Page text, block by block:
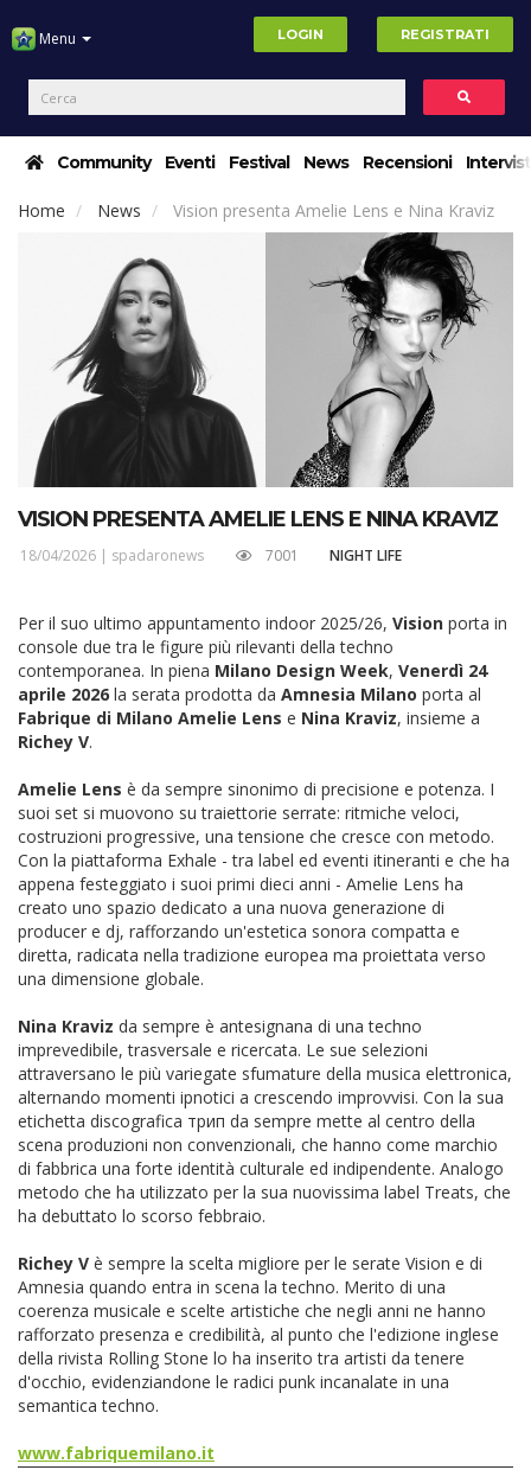
Menu LOGIN REGISTRATI
Community Eventi Festival News Recensioni
Home News Vision presenta Amelie Lens e Nina Kraviz
VISION PRESENTA AMELIE LENS E NINA KRAVIZ
18/04/2026 | spadaronews 7001 NIGHT LIFE
Per il suo ultimo appuntamento indoor 2025/26, Vision porta in
console due tra le figure più rilevanti della techno
contemporanea. In piena Milano Design Week, Venerdì 24
aprile 2026 la serata prodotta da Amnesia Milano porta al
Fabrique di Milano Amelie Lens e Nina Kraviz, insieme a
Richey V.
Amelie Lens è da sempre sinonimo di precisione e potenza. I
suoi set si muovono su traiettorie serrate: ritmiche veloci,
costruzioni progressive, una tensione che cresce con metodo.
Con la piattaforma Exhale - tra label ed eventi itineranti e che ha
appena festeggiato i suoi primi dieci anni - Amelie Lens ha
creato uno spazio dedicato a una nuova generazione di
producer e dj, rafforzando un'estetica sonora compatta e
diretta, radicata nella tradizione europea ma proiettata verso
una dimensione globale.
Nina Kraviz da sempre è antesignana di una techno
imprevedibile, trasversale e ricercata. Le sue selezioni
attraversano le più variegate sfumature della musica elettronica,
alternando momenti ipnotici a crescendo improvvisi. Con la sua
etichetta discografica трип da sempre mette al centro della
scena produzioni non convenzionali, che hanno come marchio
di fabbrica una forte identità culturale ed indipendente. Analogo
metodo che ha utilizzato per la sua nuovissima label Treats, che
ha debuttato lo scorso febbraio.
Richey V è sempre la scelta migliore per le serate Vision e di
Amnesia quando entra in scena la techno. Merito di una
coerenza musicale e scelte artistiche che negli anni ne hanno
rafforzato presenza e credibilità, al punto che l'edizione inglese
della rivista Rolling Stone lo ha inserito tra artisti da tenere
d'occhio, evidenziandone le radici punk incanalate in una
semantica techno.
www.fabriquemilano.it